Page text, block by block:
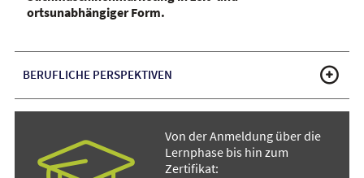
ortsunabhängiger Form.
BERUFLICHE PERSPEKTIVEN
Von der Anmeldung über die
Lernphase bis hin zum
Zertifikat: